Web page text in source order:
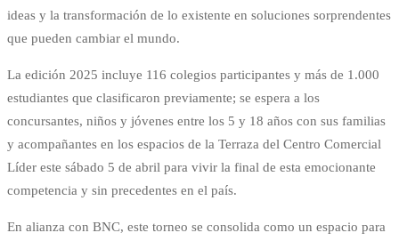
ideas y la transformación de lo existente en soluciones sorprendentes
que pueden cambiar el mundo.
La edición 2025 incluye 116 colegios participantes y más de 1.000
estudiantes que clasificaron previamente; se espera a los
concursantes, niños y jóvenes entre los 5 y 18 años con sus familias
y acompañantes en los espacios de la Terraza del Centro Comercial
Líder este sábado 5 de abril para vivir la final de esta emocionante
competencia y sin precedentes en el país.
En alianza con BNC, este torneo se consolida como un espacio para